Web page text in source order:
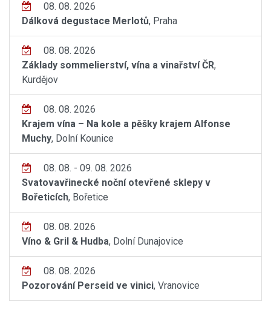
08. 08. 2026
Dálková degustace Merlotů, Praha
08. 08. 2026
Základy sommelierství, vína a vinařství ČR,
Kurdějov
08. 08. 2026
Krajem vína – Na kole a pěšky krajem Alfonse
Muchy, Dolní Kounice
08. 08. - 09. 08. 2026
Svatovavřinecké noční otevřené sklepy v
Bořeticích, Bořetice
08. 08. 2026
Víno & Gril & Hudba, Dolní Dunajovice
08. 08. 2026
Pozorování Perseid ve vinici, Vranovice